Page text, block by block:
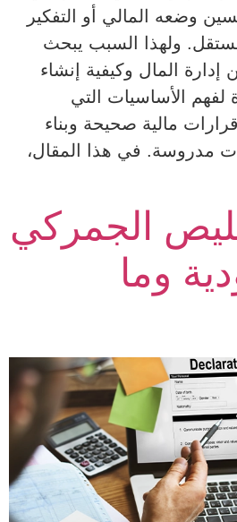
وضعه المالي أو التفكير
ولهذا السبب يبحث
المال وكيفية إنشاء
الأساسيات التي
مالية صحيحة وبناء
مدروسة. في هذا المقال،
الجمركي
وما